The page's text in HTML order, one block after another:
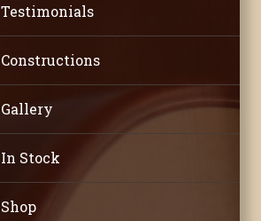
Testimonials
Constructions
Gallery
In Stock
Shop